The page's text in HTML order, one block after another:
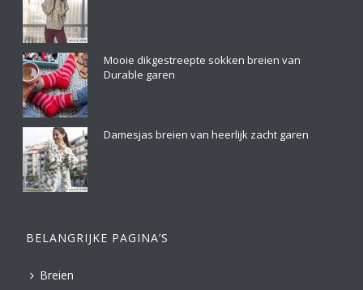
Mooie dikgestreepte sokken breien van
Durable garen
Damesjas breien van heerlijk zacht garen
BELANGRIJKE PAGINA’S
Breien